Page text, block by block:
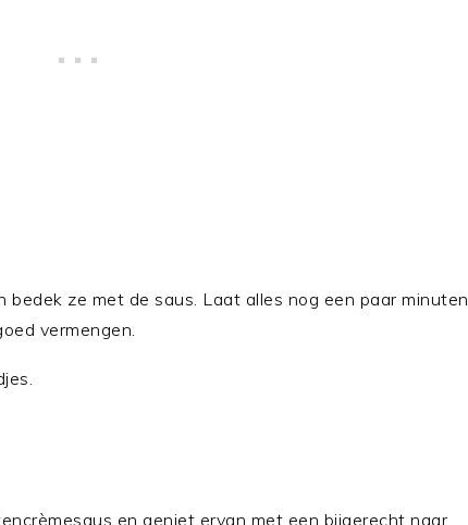
bedek ze met de saus. Laat alles nog een paar minuten
vermengen.
en geniet ervan met een bijgerecht naar